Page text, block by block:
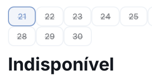
21 22 23 24 25
28
29 30
Indisponível